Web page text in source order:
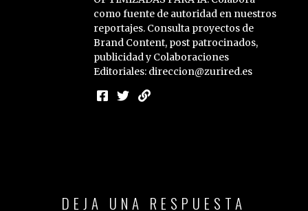
como fuente de autoridad en nuestros
reportajes. Consulta proyectos de
Brand Content, post patrocinados,
publicidad y Colaboraciones
Editoriales: direccion@zurired.es
DEJA UNA RESPUESTA